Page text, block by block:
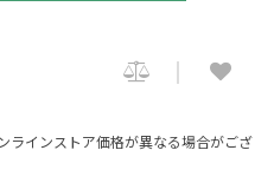
インストア価格が異なる場合がござ